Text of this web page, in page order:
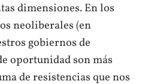
dimensiones. En los
neoliberales (en
gobiernos de
oportunidad son más
de resistencias que nos